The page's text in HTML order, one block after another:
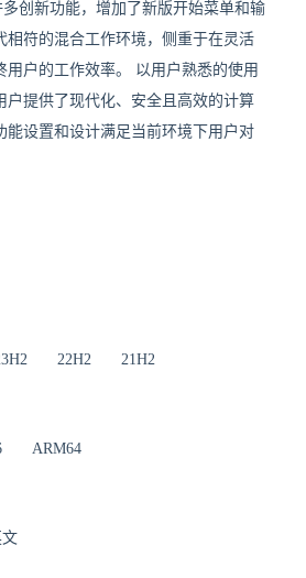
创新功能，增加了新版开始菜单和输
相符的混合工作环境，侧重于在灵活
用户的工作效率。 以用户熟悉的使用
户提供了现代化、安全且高效的计算
能设置和设计满足当前环境下用户对
22H2 21H2
ARM64